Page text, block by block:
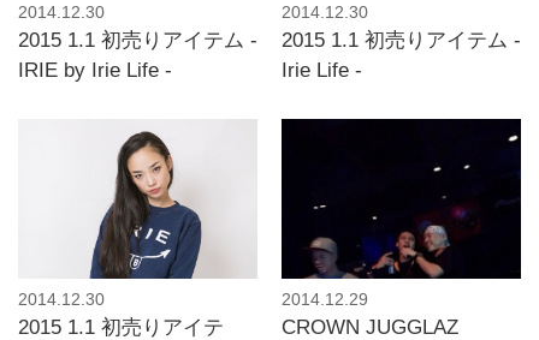
2014.12.30
2015 1.1 初売りアイテム -
IRIE by Irie Life -
2014.12.30
2015 1.1 初売りアイテム -
Irie Life -
2014.12.30
2015 1.1 初売りアイテ
2014.12.29
CROWN JUGGLAZ